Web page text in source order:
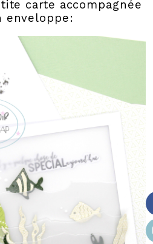
carte accompagnée
enveloppe: